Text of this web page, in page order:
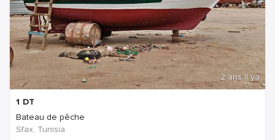
2 ans Il ya
1 DT
Bateau de pêche
Sfax, Tunisia